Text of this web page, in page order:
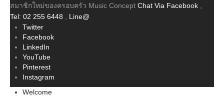
สมาชิกใหม่ของครอบครัว Music Concept Chat Via Facebook
Tel: 02 255 6448
Line@
Twitter
Facebook
LinkedIn
YouTube
Pinterest
Instagram
Welcome